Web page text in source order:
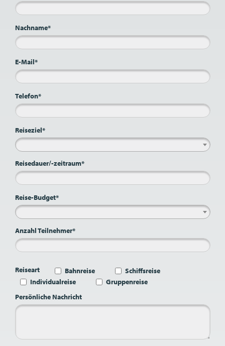
Nachname*
E-Mail*
Telefon*
Reiseziel*
Reisedauer/-zeitraum*
Reise-Budget*
Anzahl Teilnehmer*
Reiseart Bahnreise
Schiffsreise
Individualreise
Gruppenreise
Persönliche Nachricht